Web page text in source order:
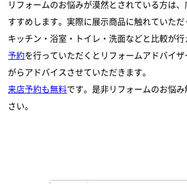
リフォームのお悩みが漠然とされている方は
すすめします。実際に展示商品に触れていた
キッチン・浴室・トイレ・洗面などと比較が
予約を行っていただくとリフォームアドバイ
がらアドバイスさせていただきます。
来店予約も無料です。是非リフォームのお悩
さい。